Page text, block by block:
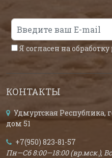
Я согласен на обработку
КОНТАКТЫ
Удмуртская Республика,
дом 51
+7(950) 823-81-57
Пн—Сб 8:00—18:00 (вр.мск.),